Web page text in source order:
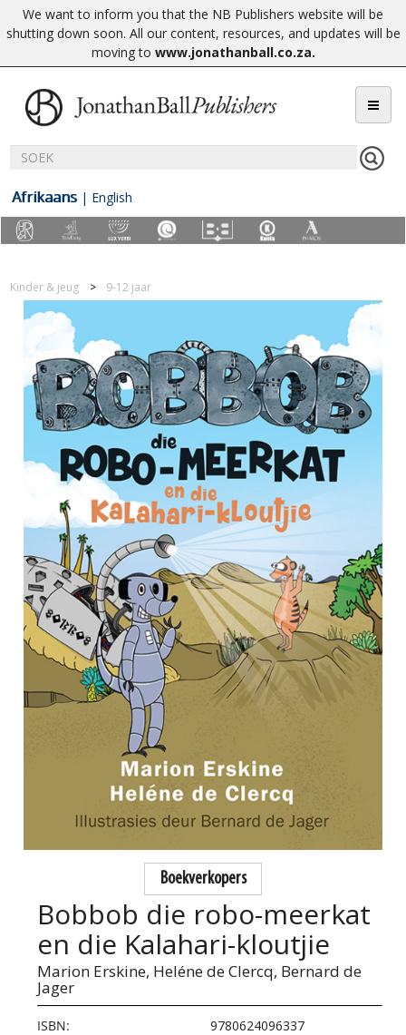
We want to inform you that the NB Publishers website will be
shutting down soon. All our content, resources, and updates will be
moving to www.jonathanball.co.za.
Afrikaans | English
Kinder & jeug 9-12 jaar
Boekverkopers
Bobbob die robo-meerkat
en die Kalahari-kloutjie
Marion Erskine, Heléne de Clercq, Bernard de
Jager
ISBN:
9780624096337